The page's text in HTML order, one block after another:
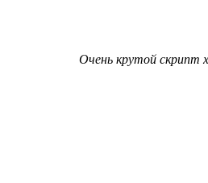
Очень крутой скрипт